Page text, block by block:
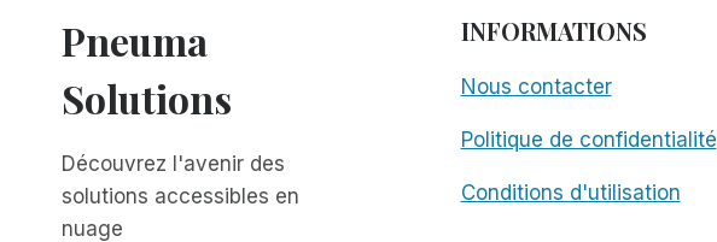
Pneuma
Solutions
Découvrez l'avenir des
solutions accessibles en
nuage
INFORMATIONS
Nous contacter
Politique de confidentialité
Conditions d'utilisation